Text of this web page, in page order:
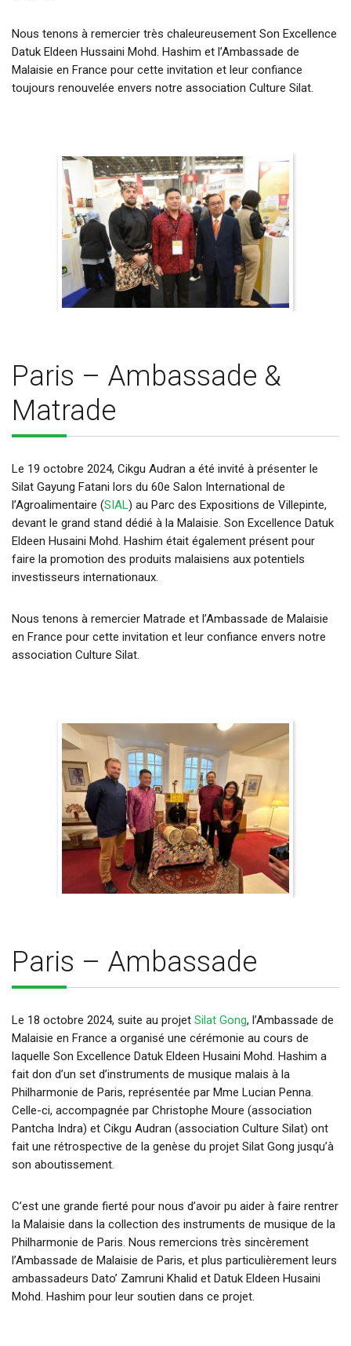
Nous tenons à remercier très chaleureusement Son Excellence
Datuk Eldeen Hussaini Mohd. Hashim et l’Ambassade de
Malaisie en France pour cette invitation et leur confiance
toujours renouvelée envers notre association Culture Silat.
Paris – Ambassade &
Matrade
Le 19 octobre 2024, Cikgu Audran a été invité à présenter le
Silat Gayung Fatani lors du 60e Salon International de
l’Agroalimentaire (SIAL) au Parc des Expositions de Villepinte,
devant le grand stand dédié à la Malaisie. Son Excellence Datuk
Eldeen Husaini Mohd. Hashim était également présent pour
faire la promotion des produits malaisiens aux potentiels
investisseurs internationaux.
Nous tenons à remercier Matrade et l’Ambassade de Malaisie
en France pour cette invitation et leur confiance envers notre
association Culture Silat.
Paris – Ambassade
Le 18 octobre 2024, suite au projet Silat Gong, l’Ambassade de
Malaisie en France a organisé une cérémonie au cours de
laquelle Son Excellence Datuk Eldeen Husaini Mohd. Hashim a
fait don d’un set d’instruments de musique malais à la
Philharmonie de Paris, représentée par Mme Lucian Penna.
Celle-ci, accompagnée par Christophe Moure (association
Pantcha Indra) et Cikgu Audran (association Culture Silat) ont
fait une rétrospective de la genèse du projet Silat Gong jusqu’à
son aboutissement.
C’est une grande fierté pour nous d’avoir pu aider à faire rentrer
la Malaisie dans la collection des instruments de musique de la
Philharmonie de Paris. Nous remercions très sincèrement
l’Ambassade de Malaisie de Paris, et plus particulièrement leurs
ambassadeurs Dato’ Zamruni Khalid et Datuk Eldeen Husaini
Mohd. Hashim pour leur soutien dans ce projet.